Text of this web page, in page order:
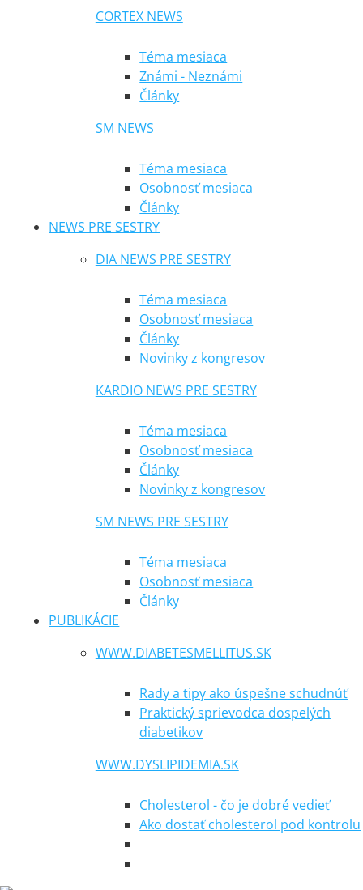
CORTEX NEWS
Téma mesiaca
Známi - Neznámi
Články
SM NEWS
Téma mesiaca
Osobnosť mesiaca
Články
NEWS PRE SESTRY
DIA NEWS PRE SESTRY
Téma mesiaca
Osobnosť mesiaca
Články
Novinky z kongresov
KARDIO NEWS PRE SESTRY
Téma mesiaca
Osobnosť mesiaca
Články
Novinky z kongresov
SM NEWS PRE SESTRY
Téma mesiaca
Osobnosť mesiaca
Články
PUBLIKÁCIE
WWW.DIABETESMELLITUS.SK
Rady a tipy ako úspešne schudnúť
Praktický sprievodca dospelých
diabetikov
WWW.DYSLIPIDEMIA.SK
Cholesterol - čo je dobré vedieť
Ako dostať cholesterol pod kontrolu